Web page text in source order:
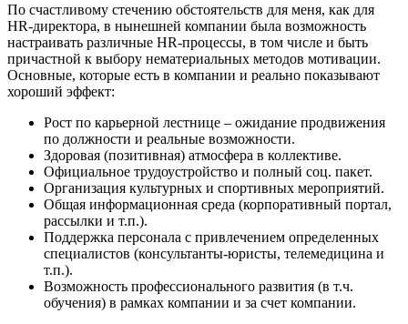
По счастливому стечению обстоятельств для меня, как для
HR-директора, в нынешней компании была возможность
настраивать различные HR-процессы, в том числе и быть
причастной к выбору нематериальных методов мотивации.
Основные, которые есть в компании и реально показывают
хороший эффект:
Рост по карьерной лестнице – ожидание продвижения
по должности и реальные возможности.
Здоровая (позитивная) атмосфера в коллективе.
Официальное трудоустройство и полный соц. пакет.
Организация культурных и спортивных мероприятий.
Общая информационная среда (корпоративный портал,
рассылки и т.п.).
Поддержка персонала с привлечением определенных
специалистов (консультанты-юристы, телемедицина и
т.п.).
Возможность профессионального развития (в т.ч.
обучения) в рамках компании и за счет компании.